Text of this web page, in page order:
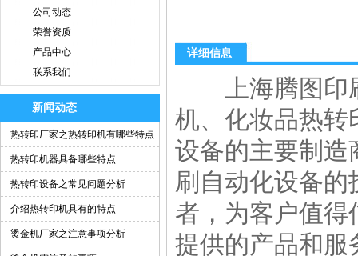
公司动态
荣誉资质
产品中心
联系我们
新闻动态
热转印厂家之热转印机有哪些特点
热转印机器具备哪些特点
热转印设备之常见问题分析
介绍热转印机具有的特点
烫金机厂家之注意事项分析
详细信息
上海腾图印刷
机、化妆品热转
设备的主要制造
刷自动化设备
者，为客户值
提供的产品和服